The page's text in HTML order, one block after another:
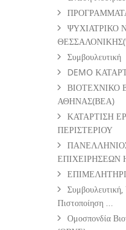
ΨΥΧΙΑΤΡΙΚΟ
Συμβουλευτική
DEMO
ΒΙΟΤΕΧΝΙΚΟ
ΑΘΗΝΑΣ(ΒΕΑ)
ΚΑΤΑΡΤΙΣΗ
ΠΕΡΙΣΤΕΡΙΟΥ
ΕΠΙΧΕΙΡΗΣΕΩΝ
Πιστοποίηση ...
Ομοσπονδία